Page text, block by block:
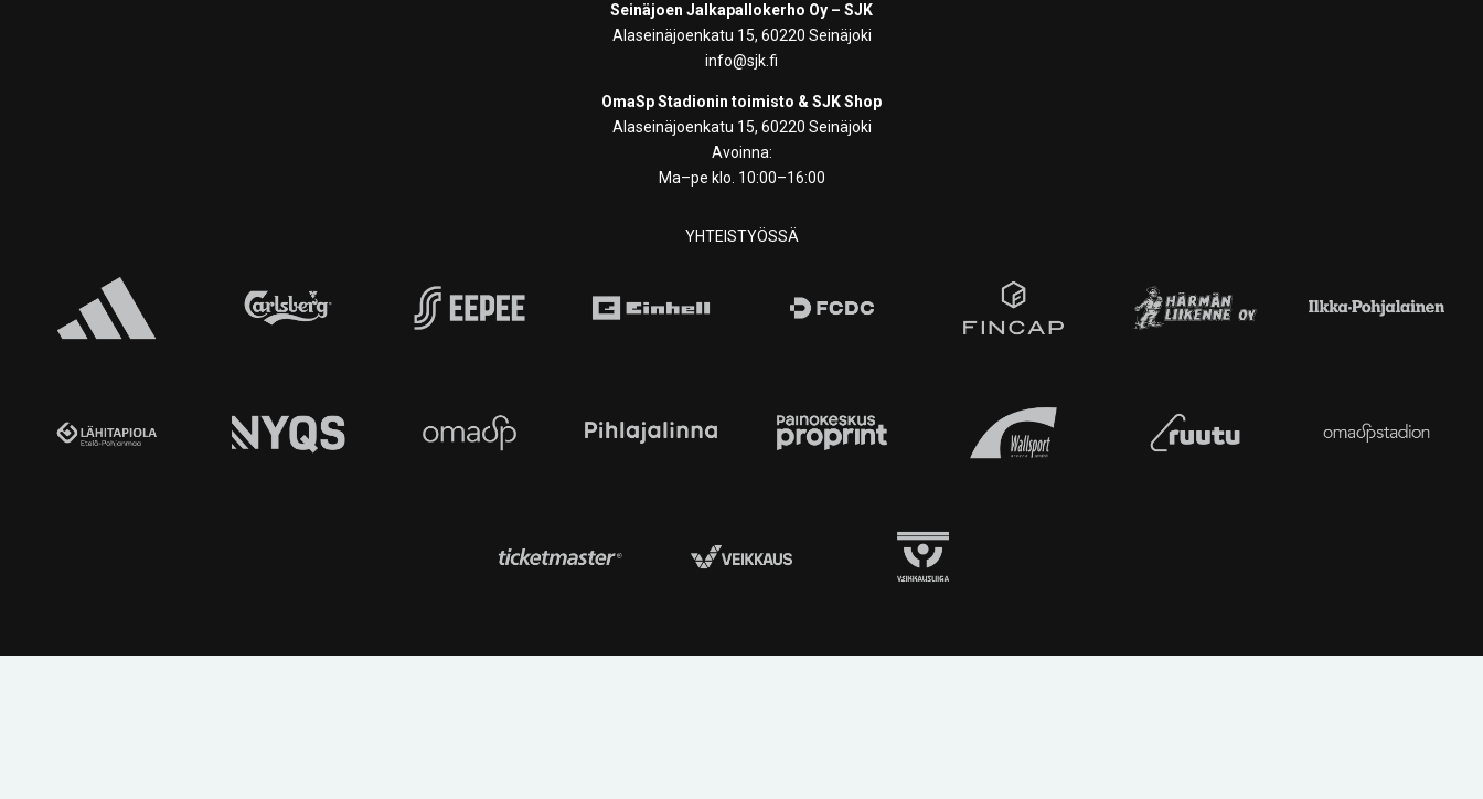
Seinäjoen Jalkapallokerho Oy – SJK
Alaseinäjoenkatu 15, 60220 Seinäjoki
info@sjk.fi
OmaSp Stadionin toimisto & SJK Shop
Alaseinäjoenkatu 15, 60220 Seinäjoki
Avoinna:
Ma–pe klo. 10:00–16:00
YHTEISTYÖSSÄ